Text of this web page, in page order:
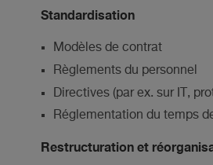
Standardisation
Modèles de contrat
Règlements du personnel
Directives (par ex. sur IT,
Réglementation du temps
Restructuration et